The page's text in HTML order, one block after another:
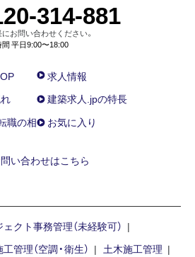
314-881
お問い合わせください。
平日9:00〜18:00
求人情報
建築求人.jpの特長
職の相
お気に入り
い合わせはこちら
クト事務管理（未経験可）
管理（空調・衛生）
土木施工管理